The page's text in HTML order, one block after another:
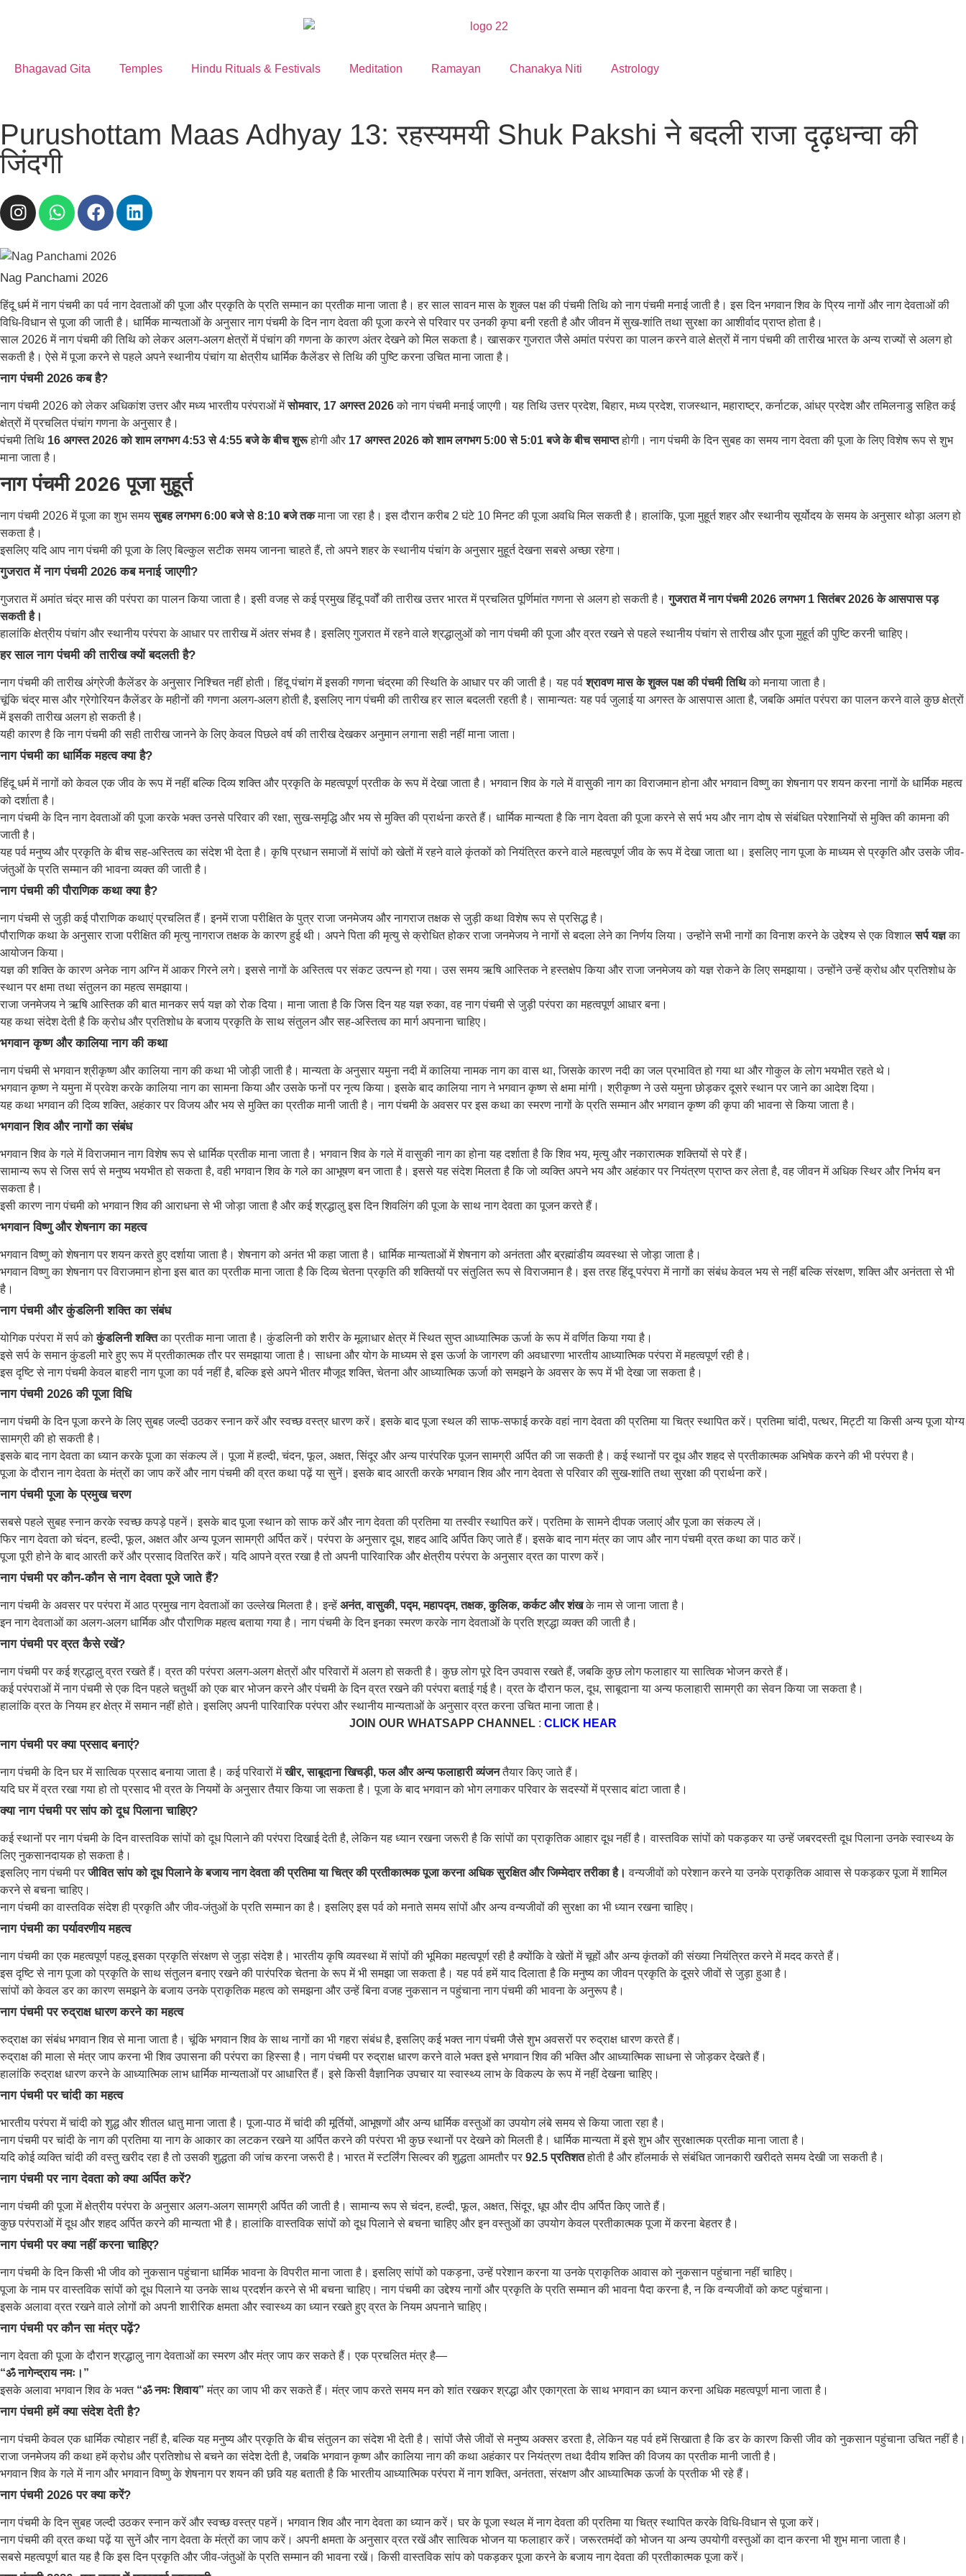
Bhagavad Gita Temples Hindu Rituals & Festivals Meditation Ramayan Chanakya Niti Astrology
Purushottam Maas Adhyay 13: रहस्यमयी Shuk Pakshi ने बदली राजा दृढ़धन्वा की
जिंदगी
Nag Panchami 2026
हिंदू धर्म में नाग पंचमी का पर्व नाग देवताओं की पूजा और प्रकृति के प्रति सम्मान का प्रतीक माना जाता है। हर साल सावन मास के शुक्ल पक्ष की पंचमी तिथि को नाग पंचमी मनाई जाती है। इस दिन भगवान शिव के प्रिय नागों और नाग देवताओं की
विधि-विधान से पूजा की जाती है। धार्मिक मान्यताओं के अनुसार नाग पंचमी के दिन नाग देवता की पूजा करने से परिवार पर उनकी कृपा बनी रहती है और जीवन में सुख-शांति तथा सुरक्षा का आशीर्वाद प्राप्त होता है।
साल 2026 में नाग पंचमी की तिथि को लेकर अलग-अलग क्षेत्रों में पंचांग की गणना के कारण अंतर देखने को मिल सकता है। खासकर गुजरात जैसे अमांत परंपरा का पालन करने वाले क्षेत्रों में नाग पंचमी की तारीख भारत के अन्य राज्यों से अलग हो
सकती है। ऐसे में पूजा करने से पहले अपने स्थानीय पंचांग या क्षेत्रीय धार्मिक कैलेंडर से तिथि की पुष्टि करना उचित माना जाता है।
नाग पंचमी 2026 कब है?
नाग पंचमी 2026 को लेकर अधिकांश उत्तर और मध्य भारतीय परंपराओं मेंसोमवार, 17 अगस्त 2026को नाग पंचमी मनाई जाएगी। यह तिथि उत्तर प्रदेश, बिहार, मध्य प्रदेश, राजस्थान, महाराष्ट्र, कर्नाटक, आंध्र प्रदेश और तमिलनाडु सहित कई
क्षेत्रों में प्रचलित पंचांग गणना के अनुसार है।
पंचमी तिथि 16 अगस्त 2026 को शाम लगभग 4:53 से 4:55 बजे के बीच शुरूहोगी और 17 अगस्त 2026 को शाम लगभग 5:00 से 5:01 बजे के बीच समाप्तहोगी। नाग पंचमी के दिन सुबह का समय नाग देवता की पूजा के लिए विशेष रूप से शुभ
माना जाता है।
नाग पंचमी 2026 पूजा मुहूर्त
नाग पंचमी 2026 में पूजा का शुभ समयसुबह लगभग 6:00 बजे से 8:10 बजे तकमाना जा रहा है। इस दौरान करीब 2 घंटे 10 मिनट की पूजा अवधि मिल सकती है। हालांकि, पूजा मुहूर्त शहर और स्थानीय सूर्योदय के समय के अनुसार थोड़ा अलग हो
सकता है।
इसलिए यदि आप नाग पंचमी की पूजा के लिए बिल्कुल सटीक समय जानना चाहते हैं, तो अपने शहर के स्थानीय पंचांग के अनुसार मुहूर्त देखना सबसे अच्छा रहेगा।
गुजरात में नाग पंचमी 2026 कब मनाई जाएगी?
गुजरात में अमांत चंद्र मास की परंपरा का पालन किया जाता है। इसी वजह से कई प्रमुख हिंदू पर्वों की तारीख उत्तर भारत में प्रचलित पूर्णिमांत गणना से अलग हो सकती है।गुजरात में नाग पंचमी 2026 लगभग 1 सितंबर 2026 के आसपास पड़
सकती है।
हालांकि क्षेत्रीय पंचांग और स्थानीय परंपरा के आधार पर तारीख में अंतर संभव है। इसलिए गुजरात में रहने वाले श्रद्धालुओं को नाग पंचमी की पूजा और व्रत रखने से पहले स्थानीय पंचांग से तारीख और पूजा मुहूर्त की पुष्टि करनी चाहिए।
हर साल नाग पंचमी की तारीख क्यों बदलती है?
नाग पंचमी की तारीख अंग्रेजी कैलेंडर के अनुसार निश्चित नहीं होती। हिंदू पंचांग में इसकी गणना चंद्रमा की स्थिति के आधार पर की जाती है। यह पर्वश्रावण मास के शुक्ल पक्ष की पंचमी तिथिको मनाया जाता है।
चूंकि चंद्र मास और ग्रेगोरियन कैलेंडर के महीनों की गणना अलग-अलग होती है, इसलिए नाग पंचमी की तारीख हर साल बदलती रहती है। सामान्यतः यह पर्व जुलाई या अगस्त के आसपास आता है, जबकि अमांत परंपरा का पालन करने वाले कुछ क्षेत्रों
में इसकी तारीख अलग हो सकती है।
यही कारण है कि नाग पंचमी की सही तारीख जानने के लिए केवल पिछले वर्ष की तारीख देखकर अनुमान लगाना सही नहीं माना जाता।
नाग पंचमी का धार्मिक महत्व क्या है?
हिंदू धर्म में नागों को केवल एक जीव के रूप में नहीं बल्कि दिव्य शक्ति और प्रकृति के महत्वपूर्ण प्रतीक के रूप में देखा जाता है। भगवान शिव के गले में वासुकी नाग का विराजमान होना और भगवान विष्णु का शेषनाग पर शयन करना नागों के धार्मिक महत्व
को दर्शाता है।
नाग पंचमी के दिन नाग देवताओं की पूजा करके भक्त उनसे परिवार की रक्षा, सुख-समृद्धि और भय से मुक्ति की प्रार्थना करते हैं। धार्मिक मान्यता है कि नाग देवता की पूजा करने से सर्प भय और नाग दोष से संबंधित परेशानियों से मुक्ति की कामना की
जाती है।
यह पर्व मनुष्य और प्रकृति के बीच सह-अस्तित्व का संदेश भी देता है। कृषि प्रधान समाजों में सांपों को खेतों में रहने वाले कृंतकों को नियंत्रित करने वाले महत्वपूर्ण जीव के रूप में देखा जाता था। इसलिए नाग पूजा के माध्यम से प्रकृति और उसके जीव-
जंतुओं के प्रति सम्मान की भावना व्यक्त की जाती है।
नाग पंचमी की पौराणिक कथा क्या है?
नाग पंचमी से जुड़ी कई पौराणिक कथाएं प्रचलित हैं। इनमें राजा परीक्षित के पुत्र राजा जनमेजय और नागराज तक्षक से जुड़ी कथा विशेष रूप से प्रसिद्ध है।
पौराणिक कथा के अनुसार राजा परीक्षित की मृत्यु नागराज तक्षक के कारण हुई थी। अपने पिता की मृत्यु से क्रोधित होकर राजा जनमेजय ने नागों से बदला लेने का निर्णय लिया। उन्होंने सभी नागों का विनाश करने के उद्देश्य से एक विशालसर्प यज्ञका
आयोजन किया।
यज्ञ की शक्ति के कारण अनेक नाग अग्नि में आकर गिरने लगे। इससे नागों के अस्तित्व पर संकट उत्पन्न हो गया। उस समय ऋषि आस्तिक ने हस्तक्षेप किया और राजा जनमेजय को यज्ञ रोकने के लिए समझाया। उन्होंने उन्हें क्रोध और प्रतिशोध के
स्थान पर क्षमा तथा संतुलन का महत्व समझाया।
राजा जनमेजय ने ऋषि आस्तिक की बात मानकर सर्प यज्ञ को रोक दिया। माना जाता है कि जिस दिन यह यज्ञ रुका, वह नाग पंचमी से जुड़ी परंपरा का महत्वपूर्ण आधार बना।
यह कथा संदेश देती है कि क्रोध और प्रतिशोध के बजाय प्रकृति के साथ संतुलन और सह-अस्तित्व का मार्ग अपनाना चाहिए।
भगवान कृष्ण और कालिया नाग की कथा
नाग पंचमी से भगवान श्रीकृष्ण और कालिया नाग की कथा भी जोड़ी जाती है। मान्यता के अनुसार यमुना नदी में कालिया नामक नाग का वास था, जिसके कारण नदी का जल प्रभावित हो गया था और गोकुल के लोग भयभीत रहते थे।
भगवान कृष्ण ने यमुना में प्रवेश करके कालिया नाग का सामना किया और उसके फनों पर नृत्य किया। इसके बाद कालिया नाग ने भगवान कृष्ण से क्षमा मांगी। श्रीकृष्ण ने उसे यमुना छोड़कर दूसरे स्थान पर जाने का आदेश दिया।
यह कथा भगवान की दिव्य शक्ति, अहंकार पर विजय और भय से मुक्ति का प्रतीक मानी जाती है। नाग पंचमी के अवसर पर इस कथा का स्मरण नागों के प्रति सम्मान और भगवान कृष्ण की कृपा की भावना से किया जाता है।
भगवान शिव और नागों का संबंध
भगवान शिव के गले में विराजमान नाग विशेष रूप से धार्मिक प्रतीक माना जाता है। भगवान शिव के गले में वासुकी नाग का होना यह दर्शाता है कि शिव भय, मृत्यु और नकारात्मक शक्तियों से परे हैं।
सामान्य रूप से जिस सर्प से मनुष्य भयभीत हो सकता है, वही भगवान शिव के गले का आभूषण बन जाता है। इससे यह संदेश मिलता है कि जो व्यक्ति अपने भय और अहंकार पर नियंत्रण प्राप्त कर लेता है, वह जीवन में अधिक स्थिर और निर्भय बन
सकता है।
इसी कारण नाग पंचमी को भगवान शिव की आराधना से भी जोड़ा जाता है और कई श्रद्धालु इस दिन शिवलिंग की पूजा के साथ नाग देवता का पूजन करते हैं।
भगवान विष्णु और शेषनाग का महत्व
भगवान विष्णु को शेषनाग पर शयन करते हुए दर्शाया जाता है। शेषनाग को अनंत भी कहा जाता है। धार्मिक मान्यताओं में शेषनाग को अनंतता और ब्रह्मांडीय व्यवस्था से जोड़ा जाता है।
भगवान विष्णु का शेषनाग पर विराजमान होना इस बात का प्रतीक माना जाता है कि दिव्य चेतना प्रकृति की शक्तियों पर संतुलित रूप से विराजमान है। इस तरह हिंदू परंपरा में नागों का संबंध केवल भय से नहीं बल्कि संरक्षण, शक्ति और अनंतता से भी
है।
नाग पंचमी और कुंडलिनी शक्ति का संबंध
योगिक परंपरा में सर्प कोकुंडलिनी शक्तिका प्रतीक माना जाता है। कुंडलिनी को शरीर के मूलाधार क्षेत्र में स्थित सुप्त आध्यात्मिक ऊर्जा के रूप में वर्णित किया गया है।
इसे सर्प के समान कुंडली मारे हुए रूप में प्रतीकात्मक तौर पर समझाया जाता है। साधना और योग के माध्यम से इस ऊर्जा के जागरण की अवधारणा भारतीय आध्यात्मिक परंपरा में महत्वपूर्ण रही है।
इस दृष्टि से नाग पंचमी केवल बाहरी नाग पूजा का पर्व नहीं है, बल्कि इसे अपने भीतर मौजूद शक्ति, चेतना और आध्यात्मिक ऊर्जा को समझने के अवसर के रूप में भी देखा जा सकता है।
नाग पंचमी 2026 की पूजा विधि
नाग पंचमी के दिन पूजा करने के लिए सुबह जल्दी उठकर स्नान करें और स्वच्छ वस्त्र धारण करें। इसके बाद पूजा स्थल की साफ-सफाई करके वहां नाग देवता की प्रतिमा या चित्र स्थापित करें। प्रतिमा चांदी, पत्थर, मिट्टी या किसी अन्य पूजा योग्य
सामग्री की हो सकती है।
इसके बाद नाग देवता का ध्यान करके पूजा का संकल्प लें। पूजा में हल्दी, चंदन, फूल, अक्षत, सिंदूर और अन्य पारंपरिक पूजन सामग्री अर्पित की जा सकती है। कई स्थानों पर दूध और शहद से प्रतीकात्मक अभिषेक करने की भी परंपरा है।
पूजा के दौरान नाग देवता के मंत्रों का जाप करें और नाग पंचमी की व्रत कथा पढ़ें या सुनें। इसके बाद आरती करके भगवान शिव और नाग देवता से परिवार की सुख-शांति तथा सुरक्षा की प्रार्थना करें।
नाग पंचमी पूजा के प्रमुख चरण
सबसे पहले सुबह स्नान करके स्वच्छ कपड़े पहनें। इसके बाद पूजा स्थान को साफ करें और नाग देवता की प्रतिमा या तस्वीर स्थापित करें। प्रतिमा के सामने दीपक जलाएं और पूजा का संकल्प लें।
फिर नाग देवता को चंदन, हल्दी, फूल, अक्षत और अन्य पूजन सामग्री अर्पित करें। परंपरा के अनुसार दूध, शहद आदि अर्पित किए जाते हैं। इसके बाद नाग मंत्र का जाप और नाग पंचमी व्रत कथा का पाठ करें।
पूजा पूरी होने के बाद आरती करें और प्रसाद वितरित करें। यदि आपने व्रत रखा है तो अपनी पारिवारिक और क्षेत्रीय परंपरा के अनुसार व्रत का पारण करें।
नाग पंचमी पर कौन-कौन से नाग देवता पूजे जाते हैं?
नाग पंचमी के अवसर पर परंपरा में आठ प्रमुख नाग देवताओं का उल्लेख मिलता है। इन्हें अनंत, वासुकी, पद्म, महापद्म, तक्षक, कुलिक, कर्कट और शंखके नाम से जाना जाता है।
इन नाग देवताओं का अलग-अलग धार्मिक और पौराणिक महत्व बताया गया है। नाग पंचमी के दिन इनका स्मरण करके नाग देवताओं के प्रति श्रद्धा व्यक्त की जाती है।
नाग पंचमी पर व्रत कैसे रखें?
नाग पंचमी पर कई श्रद्धालु व्रत रखते हैं। व्रत की परंपरा अलग-अलग क्षेत्रों और परिवारों में अलग हो सकती है। कुछ लोग पूरे दिन उपवास रखते हैं, जबकि कुछ लोग फलाहार या सात्विक भोजन करते हैं।
कई परंपराओं में नाग पंचमी से एक दिन पहले चतुर्थी को एक बार भोजन करने और पंचमी के दिन व्रत रखने की परंपरा बताई गई है। व्रत के दौरान फल, दूध, साबूदाना या अन्य फलाहारी सामग्री का सेवन किया जा सकता है।
हालांकि व्रत के नियम हर क्षेत्र में समान नहीं होते। इसलिए अपनी पारिवारिक परंपरा और स्थानीय मान्यताओं के अनुसार व्रत करना उचित माना जाता है।
JOIN OUR WHATSAPP CHANNEL : CLICK HEAR
नाग पंचमी पर क्या प्रसाद बनाएं?
नाग पंचमी के दिन घर में सात्विक प्रसाद बनाया जाता है। कई परिवारों मेंखीर, साबूदाना खिचड़ी, फल और अन्य फलाहारी व्यंजनतैयार किए जाते हैं।
यदि घर में व्रत रखा गया हो तो प्रसाद भी व्रत के नियमों के अनुसार तैयार किया जा सकता है। पूजा के बाद भगवान को भोग लगाकर परिवार के सदस्यों में प्रसाद बांटा जाता है।
क्या नाग पंचमी पर सांप को दूध पिलाना चाहिए?
कई स्थानों पर नाग पंचमी के दिन वास्तविक सांपों को दूध पिलाने की परंपरा दिखाई देती है, लेकिन यह ध्यान रखना जरूरी है कि सांपों का प्राकृतिक आहार दूध नहीं है। वास्तविक सांपों को पकड़कर या उन्हें जबरदस्ती दूध पिलाना उनके स्वास्थ्य के
लिए नुकसानदायक हो सकता है।
इसलिए नाग पंचमी परजीवित सांप को दूध पिलाने के बजाय नाग देवता की प्रतिमा या चित्र की प्रतीकात्मक पूजा करना अधिक सुरक्षित और जिम्मेदार तरीका है। वन्यजीवों को परेशान करने या उनके प्राकृतिक आवास से पकड़कर पूजा में शामिल
करने से बचना चाहिए।
नाग पंचमी का वास्तविक संदेश ही प्रकृति और जीव-जंतुओं के प्रति सम्मान का है। इसलिए इस पर्व को मनाते समय सांपों और अन्य वन्यजीवों की सुरक्षा का भी ध्यान रखना चाहिए।
नाग पंचमी का पर्यावरणीय महत्व
नाग पंचमी का एक महत्वपूर्ण पहलू इसका प्रकृति संरक्षण से जुड़ा संदेश है। भारतीय कृषि व्यवस्था में सांपों की भूमिका महत्वपूर्ण रही है क्योंकि वे खेतों में चूहों और अन्य कृंतकों की संख्या नियंत्रित करने में मदद करते हैं।
इस दृष्टि से नाग पूजा को प्रकृति के साथ संतुलन बनाए रखने की पारंपरिक चेतना के रूप में भी समझा जा सकता है। यह पर्व हमें याद दिलाता है कि मनुष्य का जीवन प्रकृति के दूसरे जीवों से जुड़ा हुआ है।
सांपों को केवल डर का कारण समझने के बजाय उनके प्राकृतिक महत्व को समझना और उन्हें बिना वजह नुकसान न पहुंचाना नाग पंचमी की भावना के अनुरूप है।
नाग पंचमी पर रुद्राक्ष धारण करने का महत्व
रुद्राक्ष का संबंध भगवान शिव से माना जाता है। चूंकि भगवान शिव के साथ नागों का भी गहरा संबंध है, इसलिए कई भक्त नाग पंचमी जैसे शुभ अवसरों पर रुद्राक्ष धारण करते हैं।
रुद्राक्ष की माला से मंत्र जाप करना भी शिव उपासना की परंपरा का हिस्सा है। नाग पंचमी पर रुद्राक्ष धारण करने वाले भक्त इसे भगवान शिव की भक्ति और आध्यात्मिक साधना से जोड़कर देखते हैं।
हालांकि रुद्राक्ष धारण करने के आध्यात्मिक लाभ धार्मिक मान्यताओं पर आधारित हैं। इसे किसी वैज्ञानिक उपचार या स्वास्थ्य लाभ के विकल्प के रूप में नहीं देखना चाहिए।
नाग पंचमी पर चांदी का महत्व
भारतीय परंपरा में चांदी को शुद्ध और शीतल धातु माना जाता है। पूजा-पाठ में चांदी की मूर्तियों, आभूषणों और अन्य धार्मिक वस्तुओं का उपयोग लंबे समय से किया जाता रहा है।
नाग पंचमी पर चांदी के नाग की प्रतिमा या नाग के आकार का लटकन रखने या अर्पित करने की परंपरा भी कुछ स्थानों पर देखने को मिलती है। धार्मिक मान्यता में इसे शुभ और सुरक्षात्मक प्रतीक माना जाता है।
यदि कोई व्यक्ति चांदी की वस्तु खरीद रहा है तो उसकी शुद्धता की जांच करना जरूरी है। भारत में स्टर्लिंग सिल्वर की शुद्धता आमतौर पर 92.5 प्रतिशतहोती है और हॉलमार्क से संबंधित जानकारी खरीदते समय देखी जा सकती है।
नाग पंचमी पर नाग देवता को क्या अर्पित करें?
नाग पंचमी की पूजा में क्षेत्रीय परंपरा के अनुसार अलग-अलग सामग्री अर्पित की जाती है। सामान्य रूप से चंदन, हल्दी, फूल, अक्षत, सिंदूर, धूप और दीप अर्पित किए जाते हैं।
कुछ परंपराओं में दूध और शहद अर्पित करने की मान्यता भी है। हालांकि वास्तविक सांपों को दूध पिलाने से बचना चाहिए और इन वस्तुओं का उपयोग केवल प्रतीकात्मक पूजा में करना बेहतर है।
नाग पंचमी पर क्या नहीं करना चाहिए?
नाग पंचमी के दिन किसी भी जीव को नुकसान पहुंचाना धार्मिक भावना के विपरीत माना जाता है। इसलिए सांपों को पकड़ना, उन्हें परेशान करना या उनके प्राकृतिक आवास को नुकसान पहुंचाना नहीं चाहिए।
पूजा के नाम पर वास्तविक सांपों को दूध पिलाने या उनके साथ प्रदर्शन करने से भी बचना चाहिए। नाग पंचमी का उद्देश्य नागों और प्रकृति के प्रति सम्मान की भावना पैदा करना है, न कि वन्यजीवों को कष्ट पहुंचाना।
इसके अलावा व्रत रखने वाले लोगों को अपनी शारीरिक क्षमता और स्वास्थ्य का ध्यान रखते हुए व्रत के नियम अपनाने चाहिए।
नाग पंचमी पर कौन सा मंत्र पढ़ें?
नाग देवता की पूजा के दौरान श्रद्धालु नाग देवताओं का स्मरण और मंत्र जाप कर सकते हैं। एक प्रचलित मंत्र है—
“ॐ नागेन्द्राय नमः।”
इसके अलावा भगवान शिव के भक्त “ॐ नमः शिवाय” मंत्र का जाप भी कर सकते हैं। मंत्र जाप करते समय मन को शांत रखकर श्रद्धा और एकाग्रता के साथ भगवान का ध्यान करना अधिक महत्वपूर्ण माना जाता है।
नाग पंचमी हमें क्या संदेश देती है?
नाग पंचमी केवल एक धार्मिक त्योहार नहीं है, बल्कि यह मनुष्य और प्रकृति के बीच संतुलन का संदेश भी देती है। सांपों जैसे जीवों से मनुष्य अक्सर डरता है, लेकिन यह पर्व हमें सिखाता है कि डर के कारण किसी जीव को नुकसान पहुंचाना उचित नहीं है।
राजा जनमेजय की कथा हमें क्रोध और प्रतिशोध से बचने का संदेश देती है, जबकि भगवान कृष्ण और कालिया नाग की कथा अहंकार पर नियंत्रण तथा दैवीय शक्ति की विजय का प्रतीक मानी जाती है।
भगवान शिव के गले में नाग और भगवान विष्णु के शेषनाग पर शयन की छवि यह बताती है कि भारतीय आध्यात्मिक परंपरा में नाग शक्ति, अनंतता, संरक्षण और आध्यात्मिक ऊर्जा के प्रतीक भी रहे हैं।
नाग पंचमी 2026 पर क्या करें?
नाग पंचमी के दिन सुबह जल्दी उठकर स्नान करें और स्वच्छ वस्त्र पहनें। भगवान शिव और नाग देवता का ध्यान करें। घर के पूजा स्थल में नाग देवता की प्रतिमा या चित्र स्थापित करके विधि-विधान से पूजा करें।
नाग पंचमी की व्रत कथा पढ़ें या सुनें और नाग देवता के मंत्रों का जाप करें। अपनी क्षमता के अनुसार व्रत रखें और सात्विक भोजन या फलाहार करें। जरूरतमंदों को भोजन या अन्य उपयोगी वस्तुओं का दान करना भी शुभ माना जाता है।
सबसे महत्वपूर्ण बात यह है कि इस दिन प्रकृति और जीव-जंतुओं के प्रति सम्मान की भावना रखें। किसी वास्तविक सांप को पकड़कर पूजा करने के बजाय नाग देवता की प्रतीकात्मक पूजा करें।